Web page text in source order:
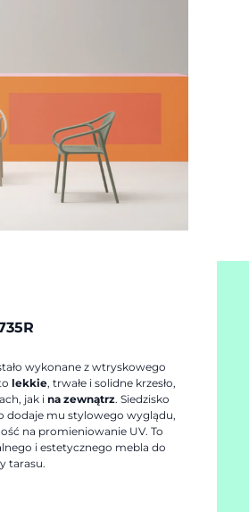
wykonane z wtryskowego
lekkie, trwałe i solidne krzesło,
jak i na zewnątrz. Siedzisko
dodaje mu stylowego wyglądu,
na promieniowanie UV. To
i estetycznego mebla do
tarasu.